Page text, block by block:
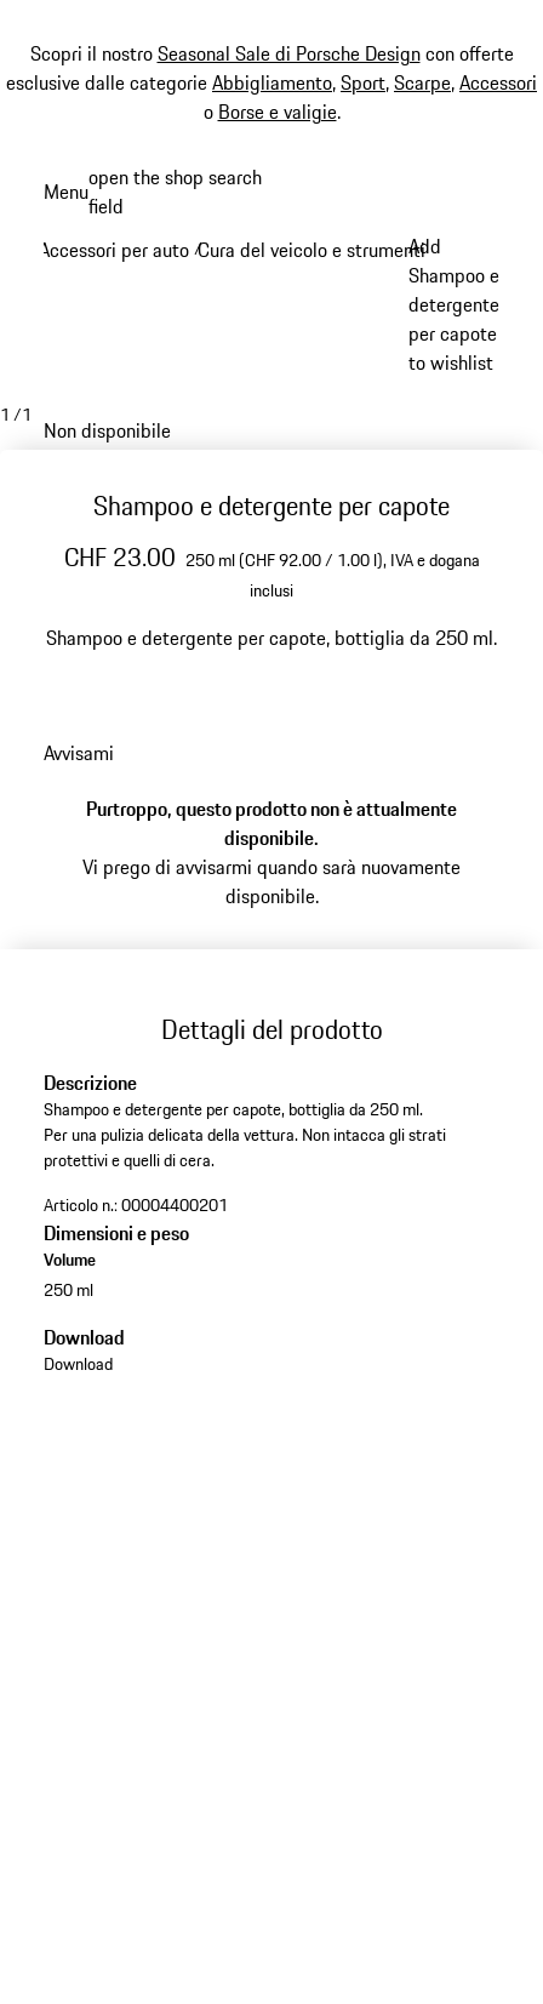
Scopri il nostroSeasonal Sale di Porsche Designcon offerte
esclusive dalle categorieAbbigliamento,Sport,Scarpe,Accessori
o Borse e valigie.
principale
Menuopen the shop search
field
Accessori per auto /Cura del veicolo e strumenti /
Add
Shampoo e
detergente
per capote
to wishlist
1 /1
Non disponibile
Shampoo e detergente per capote
CHF 23.00 250 ml (CHF 92.00 / 1.00 l),IVA e dogana
inclusi
Shampoo e detergente per capote, bottiglia da 250 ml.
Avvisami
Purtroppo, questo prodotto non è attualmente
disponibile.
Vi prego di avvisarmi quando sarà nuovamente
disponibile.
Dettagli del prodotto
Descrizione
Shampoo e detergente per capote, bottiglia da 250 ml.
Per una pulizia delicata della vettura. Non intacca gli strati
protettivi e quelli di cera.
Articolo n.:00004400201
Dimensioni e peso
Volume
250 ml
Download
Download